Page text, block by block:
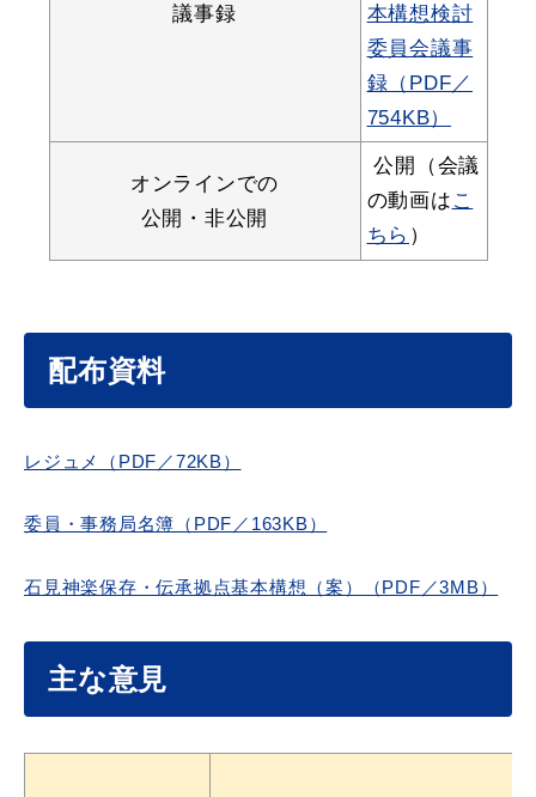
税金
ごみ・リサイクル 支援・助成制度
防災・消防
公共施設 イベント情報
議事録
本構想検討
委員会議事
録（PDF／
754KB）
オンラインでの
公開・非公開
公開（会議
の動画は こ
ちら ）
配布資料
レジュメ（PDF／72KB）
委員・事務局名簿（PDF／163KB）
石見神楽保存・伝承拠点基本構想（案）（PDF／3MB）
主な意見